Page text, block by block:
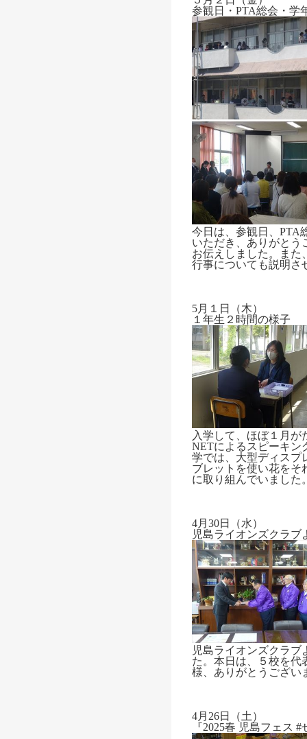
参観日・PTA総会・学
今日は、参観日、PTA
いただき、ありがとう
お伝えしました。また
行事についても説明さ
5月１日（木）
１年生２時間の様子
入学して、ほぼ１月
NETによるスピーキン
学では、大型ディスプ
ブレットを使い花をそ
に取り組んでいました
4月30日（水）
児島ライオンズクラブ
児島ライオンズクラ
た。本日は、５校を代
様、ありがとうござい
4月26日（土）
『2025春 児島フェス